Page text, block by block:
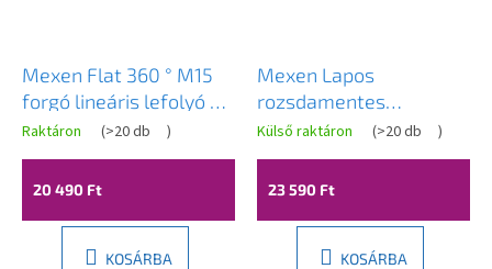
Mexen Flat 360 ° M15
forgó lineáris lefolyó 70
cm króm - 1024070-40
Raktáron (>20 db )
20 490 Ft
KOSÁRBA
Mexen Lapos
rozsdamentes
zuhanytálca 360°-ban
forgatható szifonnal 60
cm, SLIM mintás,
Külső raktáron (>20 db )
23 590 Ft
KOSÁRBA